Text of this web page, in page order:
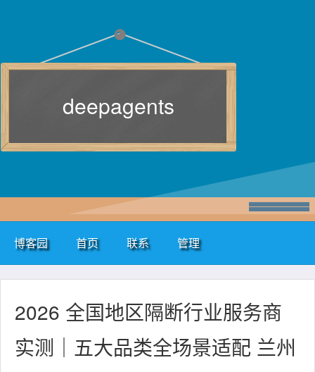
deepagents
博客园 首页 联系 管理
2026 全国地区隔断行业服务商
实测｜五大品类全场景适配 兰州